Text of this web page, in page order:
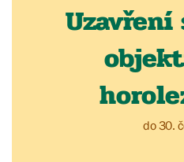
do 30.